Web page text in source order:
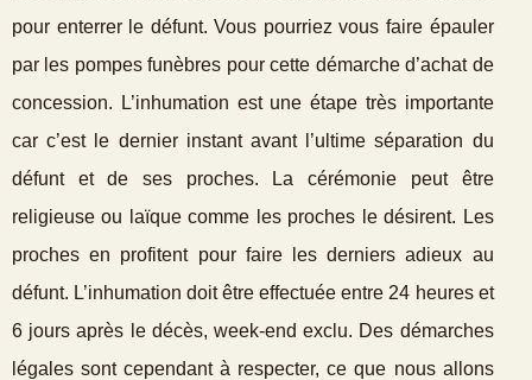
pour enterrer le défunt. Vous pourriez vous faire épauler
par les pompes funèbres pour cette démarche d’achat de
concession. L’inhumation est une étape très importante
car c’est le dernier instant avant l’ultime séparation du
défunt et de ses proches. La cérémonie peut être
religieuse ou laïque comme les proches le désirent. Les
proches en profitent pour faire les derniers adieux au
défunt. L’inhumation doit être effectuée entre 24 heures et
6 jours après le décès, week-end exclu. Des démarches
légales sont cependant à respecter, ce que nous allons